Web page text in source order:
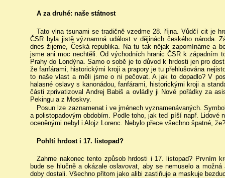
A za druhé: naše státnost
Tato vlna tsunami se tradičně vzedme 28. října. Vůdčí cit je
ČSR byla jistě významná událost v dějinách českého národa.
dnes žijeme, Česká republika. Na tu tak nějak zapomínáme a
jsme ani moc nechtěli. Od východních hranic ČSR k západním
Prahy do Londýna. Samo o sobě je to důvod k hrdosti jen pro
že fanfárami, historickými kroji a prapory je tu přehlušována
to naše vlast a měli jsme o ni pečovat. A jak to dopadlo? V
halasné oslavy s kanonádou, fanfárami, historickými kroji a
části zprivatizoval Andrej Babiš a ovládly ji Nové pořádky za
Pekingu a z Moskvy.
Posun lze zaznamenat i ve jménech vyznamenávaných.
a polistopadovým obdobím. Podle toho, jak teď píší např.
oceněnými nebyl i Alojz Lorenc. Nebylo přece všechno špatné, že?
Pohltí hrdost i 17. listopad?
Zahrne nakonec tento způsob hrdosti i 17. listopad? Prvním
bude se hlučně a okázale oslavovat, aby se nemuselo a
doby dostali. Všechno přitom jako alibi zastiňuje a maskuje